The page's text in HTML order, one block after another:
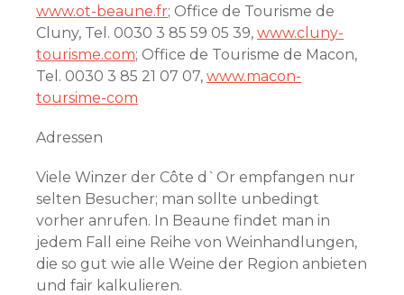
www.ot-beaune.fr; Office de Tourisme de
Cluny, Tel. 0030 3 85 59 05 39, www.cluny-
tourisme.com; Office de Tourisme de Macon,
Tel. 0030 3 85 21 07 07, www.macon-
toursime-com
Adressen
Viele Winzer der Côte d`Or empfangen nur
selten Besucher; man sollte unbedingt
vorher anrufen. In Beaune findet man in
jedem Fall eine Reihe von Weinhandlungen,
die so gut wie alle Weine der Region anbieten
und fair kalkulieren.